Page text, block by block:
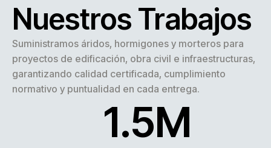
Nuestros Trabajos
Suministramos áridos, hormigones y morteros para
proyectos de edificación, obra civil e infraestructuras,
garantizando calidad certificada, cumplimiento
normativo y puntualidad en cada entrega.
1.5M